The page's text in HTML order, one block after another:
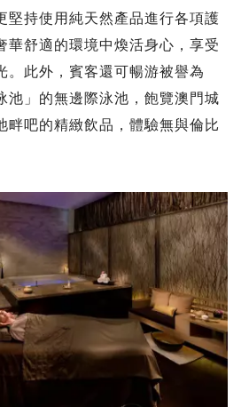
堅持使用純天然產品進行各項護
華舒適的環境中煥活身心，享受
。此外，賓客還可暢游被譽為
池」的無邊際泳池，飽覽澳門城
畔吧的精緻飲品，體驗無與倫比